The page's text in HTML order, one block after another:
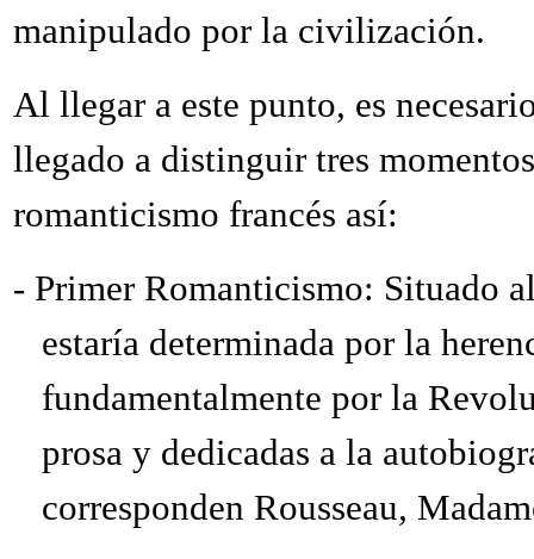
manipulado por la civilización.
Al llegar a este punto, es
llegado a distinguir tres
romanticismo francés así:
- Primer Romanticismo: Situado
estaría determinada por la
fundamentalmente por la
prosa y dedicadas a la
corresponden Rousseau,